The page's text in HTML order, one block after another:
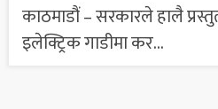
काठमाडौं – सरकारले हालै
इलेक्ट्रिक गाडीमा कर...